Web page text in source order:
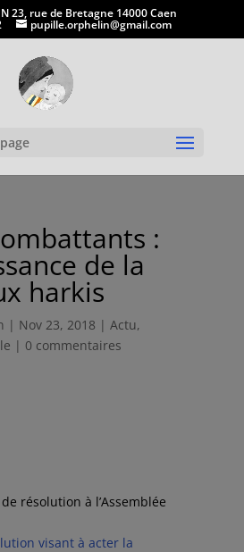
23, rue de Bretagne 14000 Caen
pupille.orphelin@gmail.com
:
de la
harkis
| Nov 23, 2018 | Actu,
| 0 commentaires
résolution à l’Assemblée
visant à acter la